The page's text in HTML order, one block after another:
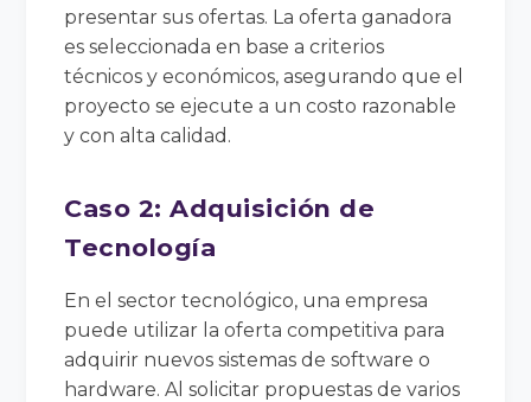
presentar sus ofertas. La oferta ganadora
es seleccionada en base a criterios
técnicos y económicos, asegurando que el
proyecto se ejecute a un costo razonable
y con alta calidad.
Caso 2: Adquisición de
Tecnología
En el sector tecnológico, una empresa
puede utilizar la oferta competitiva para
adquirir nuevos sistemas de software o
hardware. Al solicitar propuestas de varios